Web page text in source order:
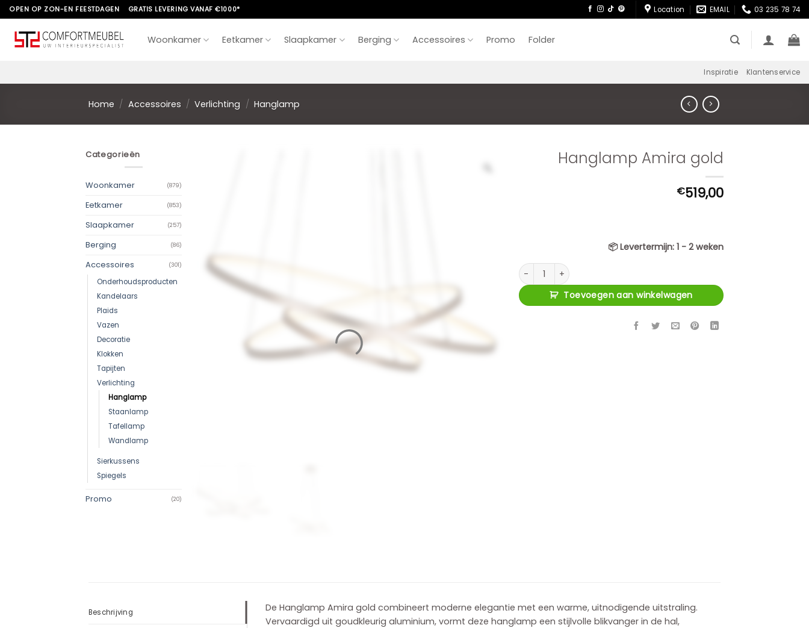
Skip
to
content
OPEN OP ZON-EN FEESTDAGEN GRATIS LEVERING VANAF €1000* Location EMAIL 03 235 78 74
Woonkamer Eetkamer Slaapkamer Berging Accessoires Promo Folder
Inspiratie Klantenservice
Home / Accessoires / Verlichting / Hanglamp
Categorieën
Woonkamer (879)
Eetkamer (853)
Slaapkamer (257)
Berging (86)
Accessoires (301)
Onderhoudsproducten
Kandelaars
Plaids
Vazen
Decoratie
Klokken
Tapijten
Verlichting
Hanglamp
Staanlamp
Tafellamp
Wandlamp
Sierkussens
Spiegels
Promo (20)
Hanglamp Amira gold
€519,00
📦Levertermijn: 1 - 2 weken
Hanglamp Amira gold aantal
Toevoegen aan winkelwagen
Beschrijving
De Hanglamp Amira gold combineert moderne elegantie met een warme, uitnodigende uitstraling.
Vervaardigd uit goudkleurig aluminium, vormt deze hanglamp een stijlvolle blikvanger in de hal,